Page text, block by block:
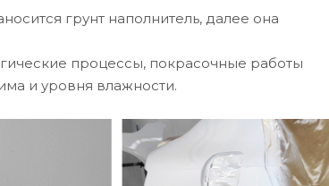
грунт наполнитель, далее она
процессы, покрасочные работы
и уровня влажности.